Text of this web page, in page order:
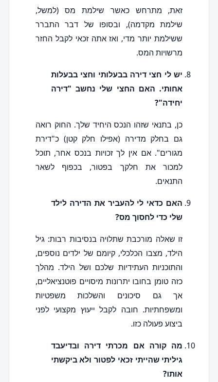
זאת, מתרחש כאשר שילמת מס (למשל,
שילמת מקדמה), ובסופו של דבר התברר
ששילמת יותר מדי, ואז אתה זכאי לקבל החזר
מרשויות המס.
יש לי חצי דירה בבעלותי וחצי בבעלות
אחותי. האם החצי שלי נחשב "דירה
יחידה"?
כן, בתנאי שזהו הנכס היחיד שלך. החוק רואה
גם בחלק מדירה (אפילו חלק קטן) כ"דירת
מגורים". אם אין לך זכויות בנכס אחר, תוכל
למכור את חלקך בפטור, בכפוף לשאר
התנאים.
האם כדאי לי להעביר את הדירה לילד
שלי כדי לחסוך מס?
זו שאלה מורכבת שתלויה בנסיבות רבות: גיל
הילד, מצבו הכלכלי, קיומם של ילדים נוספים,
והתוכניות העתידיות שלכם ושל הילד. מהלך
כזה טומן בחובו יתרונות מיסויים פוטנציאליים,
אך גם סיכונים והשלכות משפטיות
ומשפחתיות. חובה לקבל ייעוץ מקצועי לפני
ביצוע פעולה כזו.
מה קורה אם מכרתי דירה ובדיעבד
גיליתי שהייתי זכאי לפטור ולא ביקשתי
אותו?